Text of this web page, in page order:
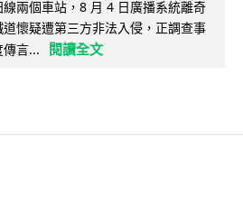
兩個車站，8 月 4 日廣播系統離奇
懷疑遭第三方非法入侵，正調查事
言...
閱讀全文